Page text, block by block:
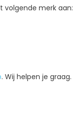
volgende merk aan:
. Wij helpen je graag.